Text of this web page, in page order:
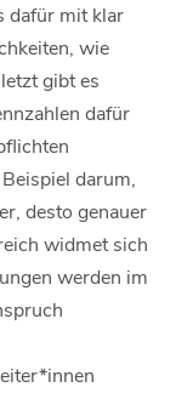
dafür mit klar
wie
gibt es
dafür
darum,
desto genauer
widmet sich
werden im